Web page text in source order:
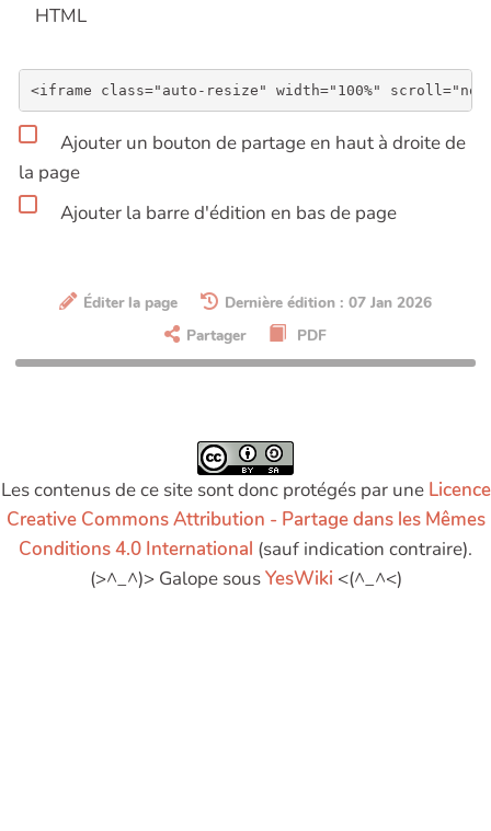
HTML
Ajouter un bouton de partage en haut à droite de
la page
Ajouter la barre d'édition en bas de page
Éditer la page
Dernière édition : 07 Jan 2026
Partager
PDF
Les contenus de ce site sont donc protégés par une Licence
Creative Commons Attribution - Partage dans les Mêmes
Conditions 4.0 International (sauf indication contraire).
(>^_^)> Galope sousYesWiki <(^_^<)